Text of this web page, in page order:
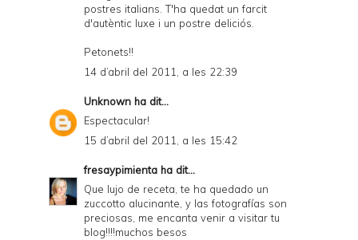
postres italians. T'ha quedat un farcit
d'autèntic luxe i un postre deliciós.
Petonets!!
14 d’abril del 2011, a les 22:39
Unknown ha dit...
Espectacular!
15 d’abril del 2011, a les 15:42
fresaypimienta ha dit...
Que lujo de receta, te ha quedado un
zuccotto alucinante, y las fotografías son
preciosas, me encanta venir a visitar tu
blog!!!!muchos besos